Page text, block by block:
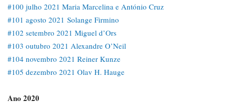
#100 julho 2021 Maria Marcelina e António Cruz
#101 agosto 2021 Solange Firmino
#102 setembro 2021 Miguel d’Ors
#103 outubro 2021 Alexandre O’Neil
#104 novembro 2021 Reiner Kunze
#105 dezembro 2021 Olav H. Hauge
Ano 2020